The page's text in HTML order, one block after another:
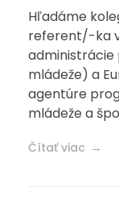
Hľadáme
referent/-ka
administrácie
mládeže) a
agentúre
mládeže a
Čítať viac